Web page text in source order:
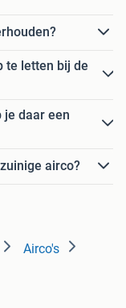
te letten bij de
je daar een
airco?
Airco's